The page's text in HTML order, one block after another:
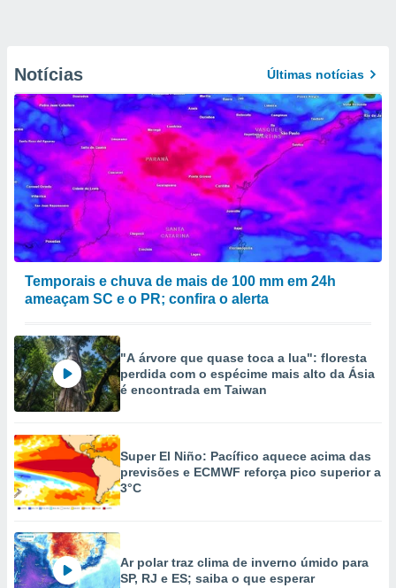
Notícias Últimas notícias
Temporais e chuva de mais de 100 mm em 24h
ameaçam SC e o PR; confira o alerta
"A árvore que quase toca a lua": floresta
perdida com o espécime mais alto da Ásia
é encontrada em Taiwan
Super El Niño: Pacífico aquece acima das
previsões e ECMWF reforça pico superior a
3°C
Ar polar traz clima de inverno úmido para
SP, RJ e ES; saiba o que esperar